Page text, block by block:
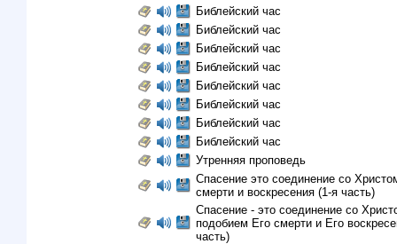
Библейский час
Библейский час
Библейский час
Библейский час
Библейский час
Библейский час
Библейский час
Библейский час
Утренняя проповедь
Спасение это соединение со
смерти и воскресения (1-я часть)
Спасение - это соединение со
подобием Его смерти и Eго
часть)